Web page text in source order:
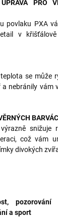
ÚPRAVA PRO
povlaku PXA
v
se může
nebránily vám
snižuje
což vám
divokých
a sport